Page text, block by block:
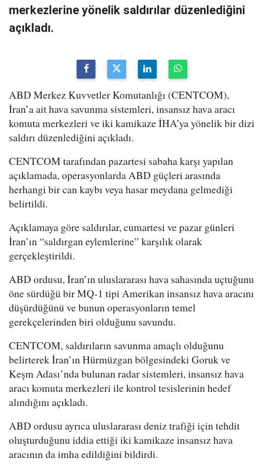
merkezlerine yönelik saldırılar düzenlediğini
açıkladı.
ABD Merkez Kuvvetler Komutanlığı (CENTCOM),
İran’a ait hava savunma sistemleri, insansız hava aracı
komuta merkezleri ve iki kamikaze İHA’ya yönelik bir dizi
saldırı düzenlediğini açıkladı.
CENTCOM tarafından pazartesi sabaha karşı yapılan
açıklamada, operasyonlarda ABD güçleri arasında
herhangi bir can kaybı veya hasar meydana gelmediği
belirtildi.
Açıklamaya göre saldırılar, cumartesi ve pazar günleri
İran’ın “saldırgan eylemlerine” karşılık olarak
gerçekleştirildi.
ABD ordusu, İran’ın uluslararası hava sahasında uçtuğunu
öne sürdüğü bir MQ-1 tipi Amerikan insansız hava aracını
düşürdüğünü ve bunun operasyonların temel
gerekçelerinden biri olduğunu savundu.
CENTCOM, saldırıların savunma amaçlı olduğunu
belirterek İran’ın Hürmüzgan bölgesindeki Goruk ve
Keşm Adası’nda bulunan radar sistemleri, insansız hava
aracı komuta merkezleri ile kontrol tesislerinin hedef
alındığını açıkladı.
ABD ordusu ayrıca uluslararası deniz trafiği için tehdit
oluşturduğunu iddia ettiği iki kamikaze insansız hava
aracının da imha edildiğini bildirdi.